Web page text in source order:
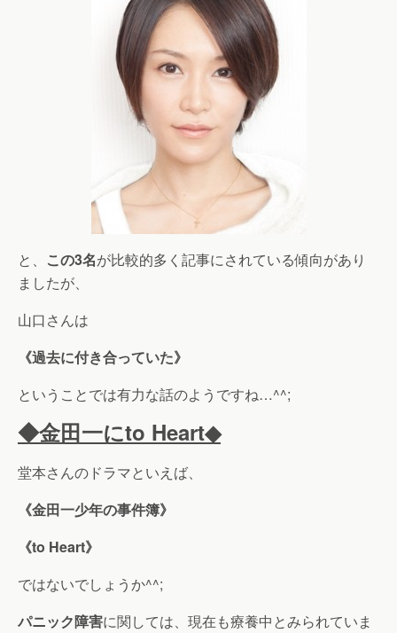
と、 この3名が比較的多く記事にされている傾向があり
ましたが、
山口さんは
《過去に付き合っていた》
ということでは有力な話のようですね…^^;
◆金田一にto Heart◆
堂本さんのドラマといえば、
《金田一少年の事件簿》
《to Heart》
ではないでしょうか^^;
パニック障害に関しては、現在も療養中とみられていま